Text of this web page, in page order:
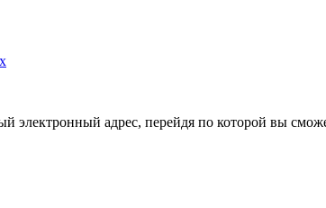
адрес, перейдя по которой вы